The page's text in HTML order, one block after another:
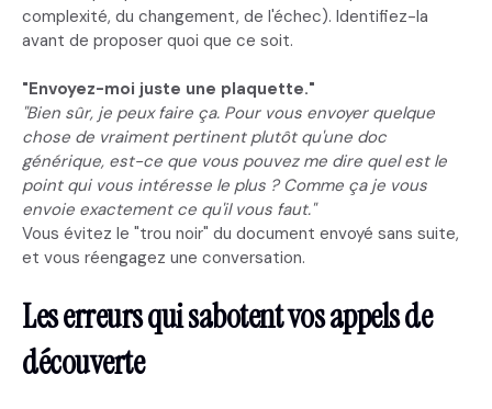
complexité, du changement, de l'échec). Identifiez-la
avant de proposer quoi que ce soit.
"Envoyez-moi juste une plaquette."
"Bien sûr, je peux faire ça. Pour vous envoyer quelque
chose de vraiment pertinent plutôt qu'une doc
générique, est-ce que vous pouvez me dire quel est le
point qui vous intéresse le plus ? Comme ça je vous
envoie exactement ce qu'il vous faut."
Vous évitez le "trou noir" du document envoyé sans suite,
et vous réengagez une conversation.
Les erreurs qui sabotent vos appels de
découverte